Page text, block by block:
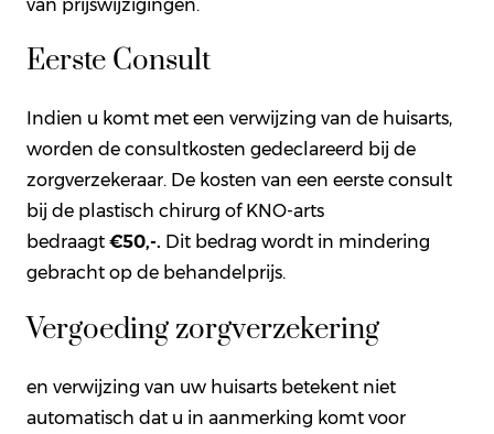
van prijswijzigingen.
Eerste Consult
Indien u komt met een verwijzing van de huisarts,
worden de consultkosten gedeclareerd bij de
zorgverzekeraar. De kosten van een eerste consult
bij de plastisch chirurg of KNO-arts
bedraagt €50,-. Dit bedrag wordt in mindering
gebracht op de behandelprijs.
Vergoeding zorgverzekering
en verwijzing van uw huisarts betekent niet
automatisch dat u in aanmerking komt voor